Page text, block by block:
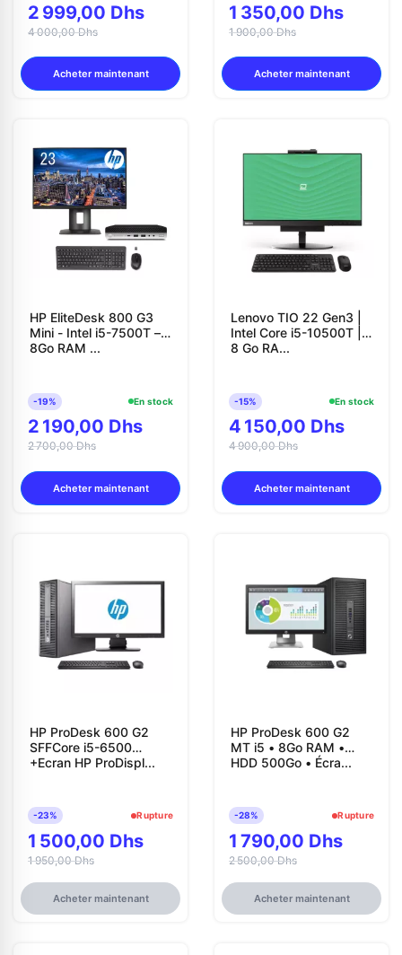
2 999,00 Dhs
4 000,00 Dhs
Acheter maintenant
1 350,00 Dhs
1 900,00 Dhs
Acheter maintenant
HP EliteDesk 800 G3
Mini - Intel i5-7500T –
8Go RAM ...
-19% En stock
2 190,00 Dhs
2 700,00 Dhs
Acheter maintenant
Lenovo TIO 22 Gen3 |
Intel Core i5-10500T |
8 Go RA...
-15% En stock
4 150,00 Dhs
4 900,00 Dhs
Acheter maintenant
HP ProDesk 600 G2
SFFCore i5-6500
+Ecran HP ProDispl...
-23% Rupture
1 500,00 Dhs
1 950,00 Dhs
Acheter maintenant
HP ProDesk 600 G2
MT i5 • 8Go RAM •
HDD 500Go • Écra...
-28% Rupture
1 790,00 Dhs
2 500,00 Dhs
Acheter maintenant